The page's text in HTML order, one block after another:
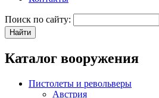
Поиск по сайту:
Каталог вооружения
Пистолеты и револьверы
Австрия